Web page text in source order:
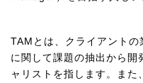
TAMとは、クライアントの
に関して課題の抽出から開
ャリストを指します。また